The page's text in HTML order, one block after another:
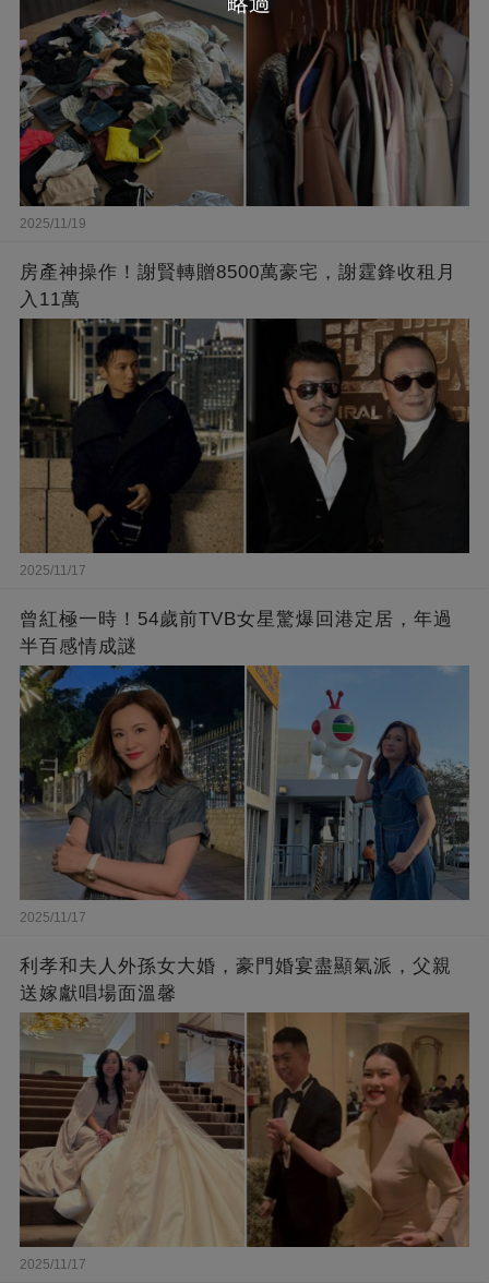
2025/11/19
房產神操作！謝賢轉贈8500萬豪宅，謝霆鋒收租月
入11萬
2025/11/17
曾紅極一時！54歲前TVB女星驚爆回港定居，年過
半百感情成謎
2025/11/17
利孝和夫人外孫女大婚，豪門婚宴盡顯氣派，父親
送嫁獻唱場面溫馨
2025/11/17